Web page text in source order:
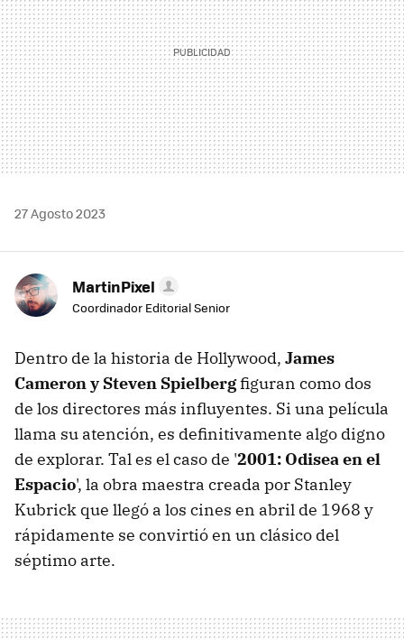
27 Agosto 2023
MartinPixel
Coordinador Editorial Senior
Dentro de la historia de Hollywood, James
Cameron y Steven Spielbergfiguran como dos
de los directores más influyentes. Si una película
llama su atención, es definitivamente algo digno
de explorar. Tal es el caso de '2001: Odisea en el
Espacio', la obra maestra creada por Stanley
Kubrick que llegó a los cines en abril de 1968 y
rápidamente se convirtió en un clásico del
séptimo arte.